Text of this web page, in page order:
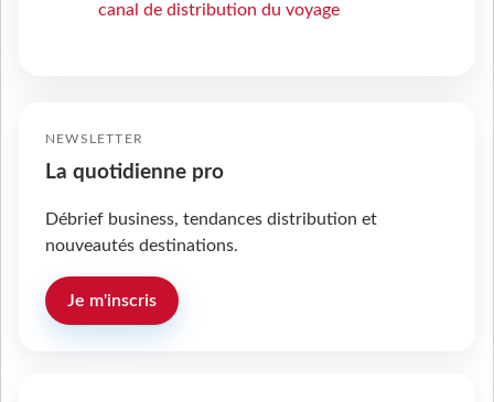
canal de distribution du voyage
NEWSLETTER
La quotidienne pro
Débrief business, tendances distribution et
nouveautés destinations.
Je m'inscris